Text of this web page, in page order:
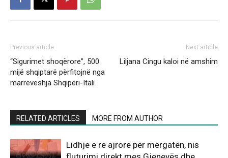
Previous article
“Sigurimet shoqërore”, 500
mijë shqiptarë përfitojnë nga
marrëveshja Shqipëri-Itali
Next article
Liljana Cingu kaloi në amshim
RELATED ARTICLES MORE FROM AUTHOR
Lidhje e re ajrore për mërgatën, nis